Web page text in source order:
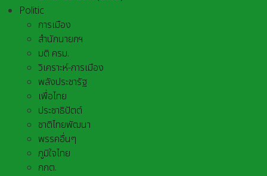
Politic
การเมือง
สำนักนายกฯ
มติ ครม.
วิเคราะห์-การเมือง
พลังประชารัฐ
เพื่อไทย
ประชาธิปัตต์
ชาติไทยพัฒนา
พรรคอื่นๆ
ภูมิใจไทย
กกต.